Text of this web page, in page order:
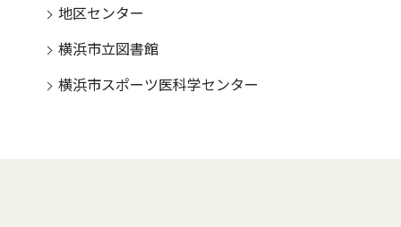
地区センター
横浜市立図書館
横浜市スポーツ医科学センター